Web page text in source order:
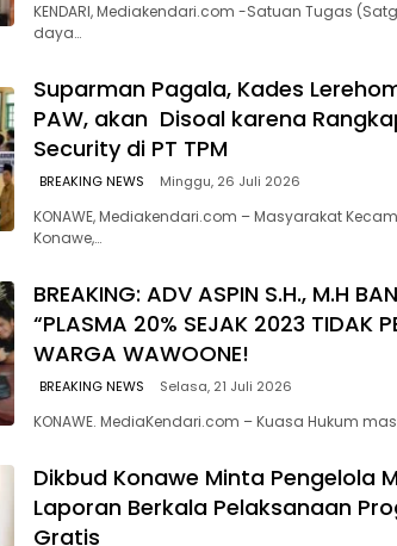
KENDARI, Mediakendari.com -Satuan Tugas
daya…
Suparman Pagala, Kades
PAW, akan Disoal karena
Security di PT TPM
BREAKING NEWS Minggu, 26 Juli 2026
KONAWE, Mediakendari.com – Masyarakat
Konawe,…
BREAKING: ADV ASPIN S.H., M.H
“PLASMA 20% SEJAK 2023 TIDAK
WARGA WAWOONE!
BREAKING NEWS Selasa, 21 Juli 2026
KONAWE. MediaKendari.com – Kuasa Hukum
Dikbud Konawe Minta Pengelola
Laporan Berkala Pelaksanaan
Gratis